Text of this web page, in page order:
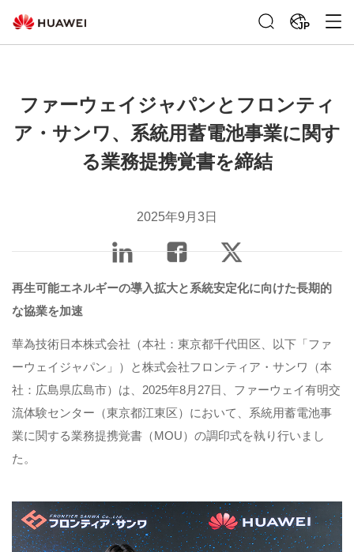
JP
ファーウェイジャパンとフロンティ
ア・サンワ、系統用蓄電池事業に関す
る業務提携覚書を締結
2025年9月3日
再生可能エネルギーの導入拡大と系統安定化に向けた長期的
な協業を加速
華為技術日本株式会社（本社：東京都千代田区、以下「ファ
ーウェイジャパン」）と株式会社フロンティア・サンワ（本
社：広島県広島市）は、2025年8月27日、ファーウェイ有明交
流体験センター（東京都江東区）において、系統用蓄電池事
業に関する業務提携覚書（MOU）の調印式を執り行いまし
た。